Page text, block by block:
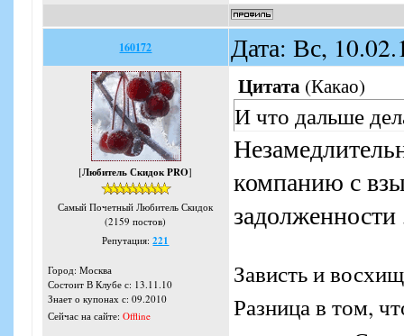
160172 Дата: Вс,
[Любитель Скидок PRO]
Самый Почетный Любитель Скидок
(2159 постов)
Репутация:221
Город: Москва
Состоит В Клубе с: 13.11.10
Знает о купонах с: 09.2010
Сейчас на сайте: Offline
Цитата (Какао)
И что дальше
компанию с
Зависть и
Разница в том,